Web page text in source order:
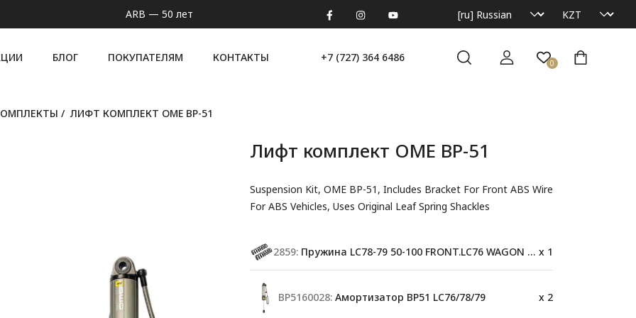
ARB — 50 лет
БЛОГ ПОКУПАТЕЛЯМ КОНТАКТЫ +7 (727) 364 6486 0
/ ЛИФТ КОМПЛЕКТ OME BP-51
Лифт комплект OME BP-51
Suspension Kit, OME BP-51, Includes Bracket For Front ABS Wire
For ABS Vehicles, Uses Original Leaf Spring Shackles
2859: Пружина LC78-79 50-100 FRONT.LC76 WAGON 61-120 kg(F) x 1
BP5160028:Амортизатор BP51 LC76/78/79 x 2